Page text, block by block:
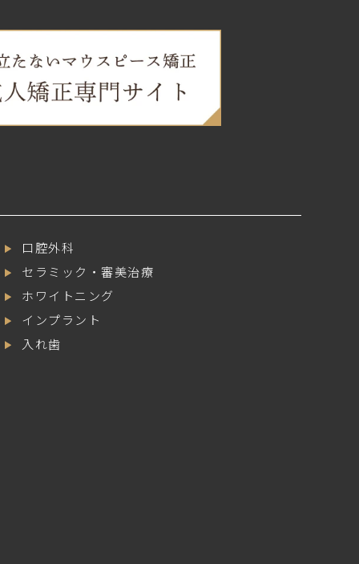
口腔外科
セラミック・審美治療
ホワイトニング
インプラント
入れ歯